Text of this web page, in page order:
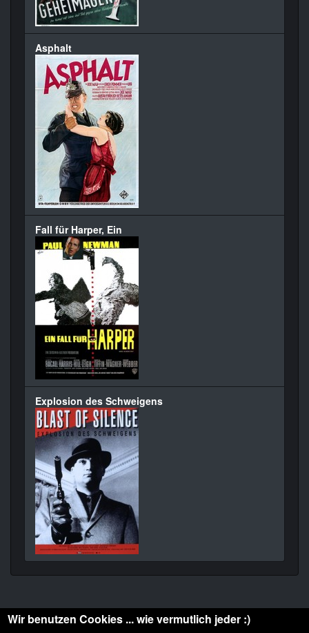
Asphalt
Fall für Harper, Ein
Explosion des Schweigens
Wir benutzen Cookies ... wie vermutlich jeder :)